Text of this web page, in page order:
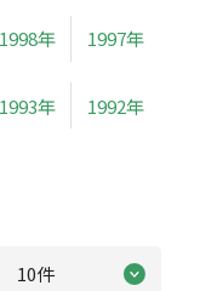
1998年 1997年
1993年 1992年